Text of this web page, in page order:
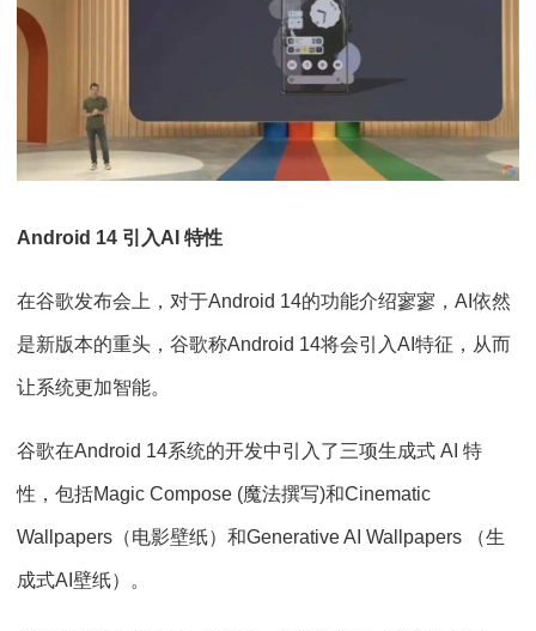
Android 14 引入AI 特性
在谷歌发布会上，对于Android 14的功能介绍寥寥，AI依然
是新版本的重头，谷歌称Android 14将会引入AI特征，从而
让系统更加智能。
谷歌在Android 14系统的开发中引入了三项生成式 AI 特
性，包括Magic Compose (魔法撰写)和Cinematic
Wallpapers（电影壁纸）和Generative AI Wallpapers （生
成式AI壁纸）。